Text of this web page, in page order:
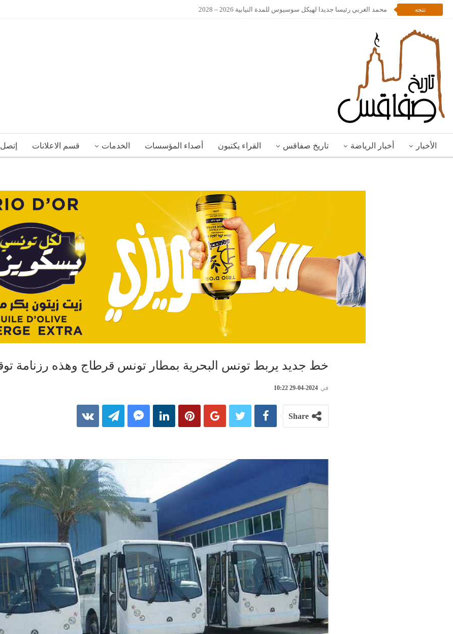
تتجه محمد الغربي رئيسا جديدا لهيكل سوسيوس للمدة النيابية 2026 – 2028
الأخبار أخبار الرياضة تاريخ صفاقس القراء يكتبون أصداء المؤسسات الخدمات قسم الاعلانات إتصل
خط جديد يربط تونس البحرية بمطار تونس قرطاج وهذه رزنامة
في 2024-04-29 10:22
Share